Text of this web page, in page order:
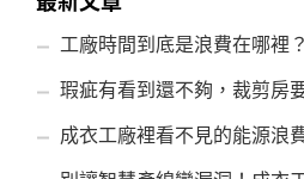
工廠時間到底是浪費在哪裡？
瑕疵有看到還不夠，裁剪房
成衣工廠裡看不見的能源浪